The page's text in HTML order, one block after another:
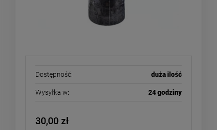
Dostępność: duża ilość
Wysyłka w: 24 godziny
30,00 zł